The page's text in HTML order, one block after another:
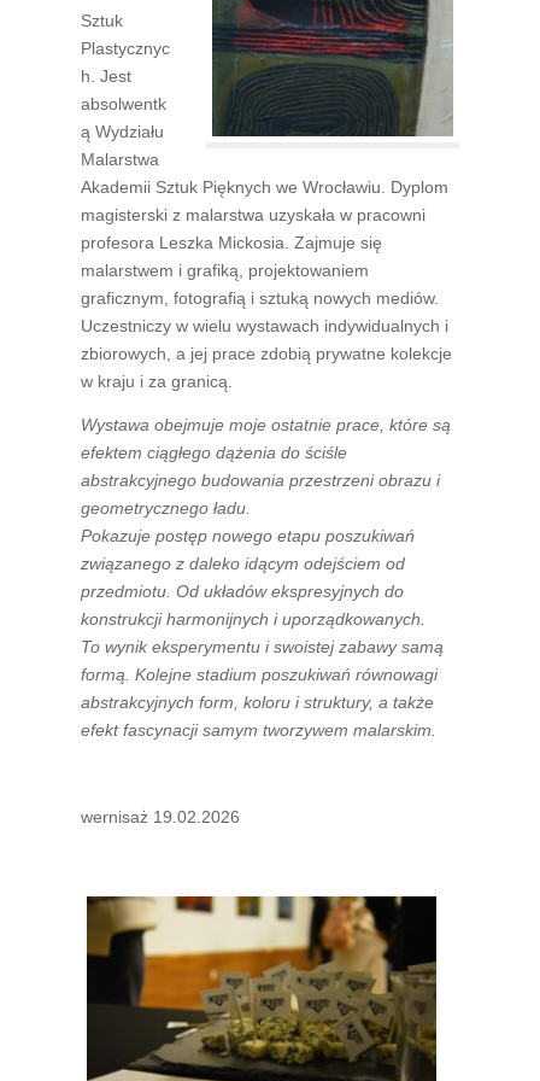
Sztuk
Plastycznyc
h. Jest
absolwentk
ą Wydziału
Malarstwa
Akademii Sztuk Pięknych we Wrocławiu. Dyplom
magisterski z malarstwa uzyskała w pracowni
profesora Leszka Mickosia. Zajmuje się
malarstwem i grafiką, projektowaniem
graficznym, fotografią i sztuką nowych mediów.
Uczestniczy w wielu wystawach indywidualnych i
zbiorowych, a jej prace zdobią prywatne kolekcje
w kraju i za granicą.
Wystawa obejmuje moje ostatnie prace, które są
efektem ciągłego dążenia do ściśle
abstrakcyjnego budowania przestrzeni obrazu i
geometrycznego ładu.
Pokazuje postęp nowego etapu poszukiwań
związanego z daleko idącym odejściem od
przedmiotu. Od układów ekspresyjnych do
konstrukcji harmonijnych i uporządkowanych.
To wynik eksperymentu i swoistej zabawy samą
formą. Kolejne stadium poszukiwań równowagi
abstrakcyjnych form, koloru i struktury, a także
efekt fascynacji samym tworzywem malarskim.
wernisaż 19.02.2026